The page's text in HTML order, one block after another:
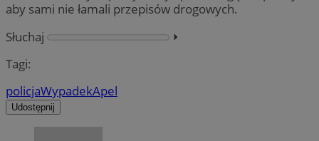
aby sami nie łamali przepisów drogowych.
Słuchaj
⏵︎
Tagi:
policjaWypadekApel
Udostępnij